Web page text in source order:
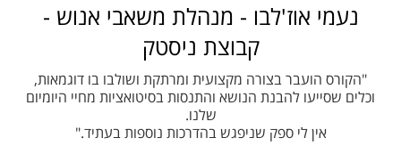
נעמי אוז'לבו - מנהלת משאבי אנוש -
קבוצת ניסטק
"הקורס הועבר בצורה מקצועית ומרתקת ושולבו בו דוגמאות,
וכלים שסייעו להבנת הנושא והתנסות בסיטואציות מחיי היומיום
שלנו.
אין לי ספק שניפגש בהדרכות נוספות בעתיד."